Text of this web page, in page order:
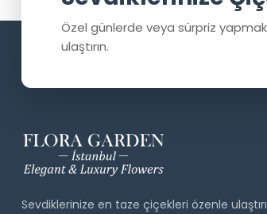
Özel günlerde veya sürpriz
ulaştırın.
Sevdiklerinize en taze çiçekleri özenle